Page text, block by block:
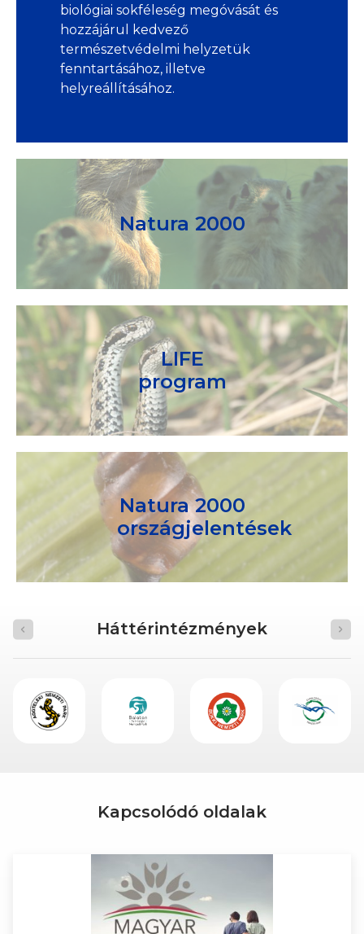
biológiai sokféleség megóvását és
hozzájárul kedvező
természetvédelmi helyzetük
fenntartásához, illetve
helyreállításához.
Natura 2000
LIFE
program
Natura 2000
országjelentések
Háttérintézmények
Kapcsolódó oldalak